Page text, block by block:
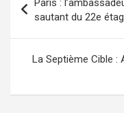
de
l’article
Paris :
sautant du 22e
La Septième Cible